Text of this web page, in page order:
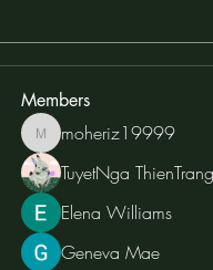
Members
moheriz19999
moheriz19999
TuyetNga ThienTrang
Elena Williams
Geneva Mae